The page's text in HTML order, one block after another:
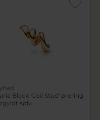
Black 'Coil Stud' ørering
sølv